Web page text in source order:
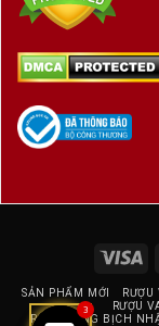
SẢN PHẨM MỚI
RƯỢU
RƯỢU VANG BỊCH
3